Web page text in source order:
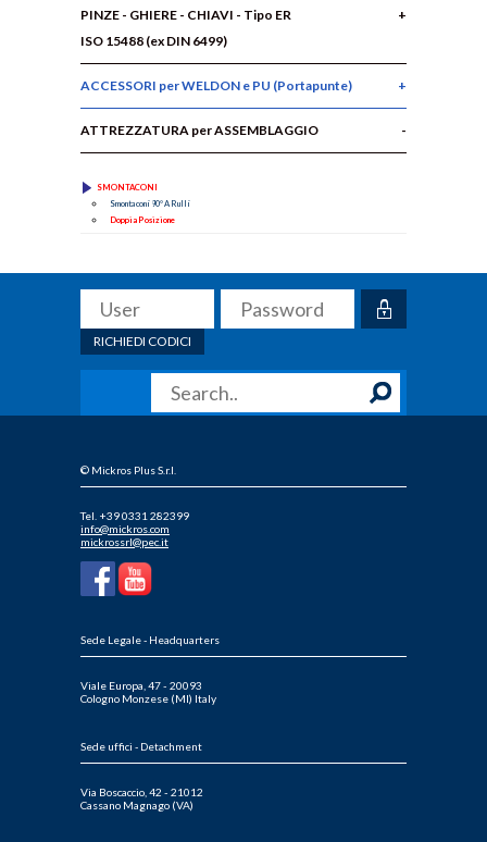
PINZE - GHIERE - CHIAVI - Tipo ER
ISO 15488 (ex DIN 6499)
ACCESSORI per WELDON e PU (Portapunte)
ATTREZZATURA per ASSEMBLAGGIO
SMONTACONI
Smontaconi 90° A Rulli
Doppia Posizione
RICHIEDI CODICI
© Mickros Plus S.r.l.
Tel. +39 0331 282399
info@mickros.com
mickrossrl@pec.it
Sede Legale - Headquarters
Viale Europa, 47 - 20093
Cologno Monzese (MI) Italy
Sede uffici - Detachment
Via Boscaccio, 42 - 21012
Cassano Magnago (VA)